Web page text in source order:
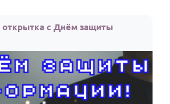
открытка с Днём защиты